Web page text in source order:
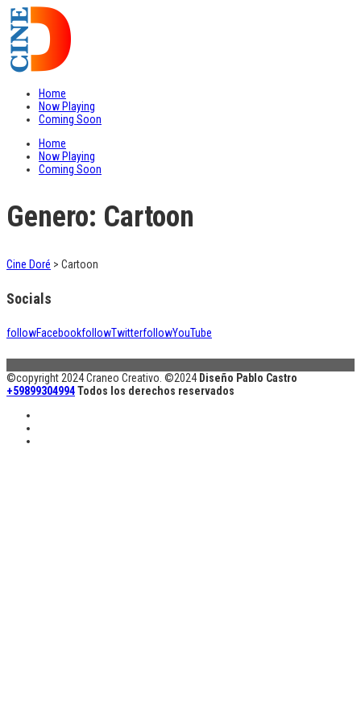
Home
Now Playing
Coming Soon
Home
Now Playing
Coming Soon
Genero: Cartoon
Cine Doré > Cartoon
Socials
followFacebookfollowTwitterfollowYouTube
©copyright 2024 Craneo Creativo. ©2024Diseño Pablo Castro
+59899304994Todos los derechos reservados